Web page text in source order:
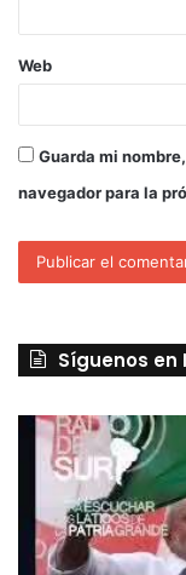
Web
Guarda mi
navegador para la
Síguenos